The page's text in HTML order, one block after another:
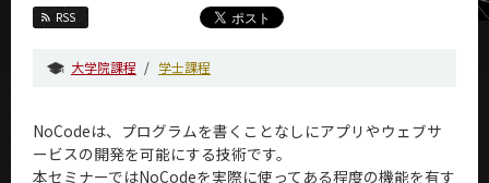
RSS
大学院課程 学士課程
NoCodeは、プログラムを書くことなしにアプリやウェブサ
ービスの開発を可能にする技術です。
本セミナーではNoCodeを実際に使ってある程度の機能を有す
Future
Admissions
経営工学系 News